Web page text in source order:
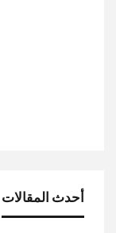
أحدث المقالات